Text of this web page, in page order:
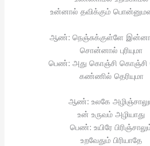
உன்னால் தவிக்கும்
ஆண்: நெஞ்சுக்குள்ளே
சொன்னால் புரியுமா
பெண்: அது கொஞ்சி கொஞ்சி
கண்ணில் தெரியுமா
ஆண்: உலகே
உன் உருவம் அழியாது
பெண்: உயிரே
உறவேதும் பிரியாதே